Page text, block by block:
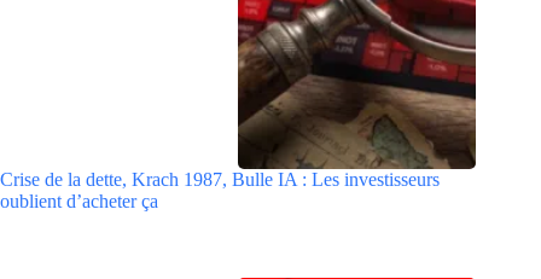
Crise de la dette, Krach 1987, Bulle IA : Les investisseurs
oublient d’acheter ça